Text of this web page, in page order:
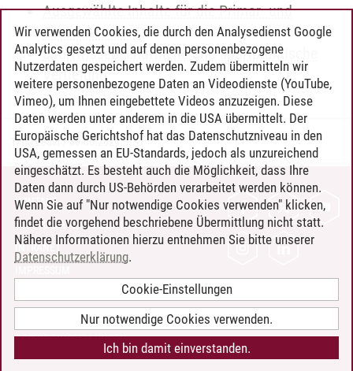
Ausgewählte Inhalte für die Primar- und
Sekundarstufe I
Sportwissenschaftliche und sportpraktische
Vertiefung
Timo Leder/30.06.2024
KONTAKT
LEUPHANA ALS ARBEITGEBER
INTRANET
BARRIEREFREIHEIT
COOKIE-EINSTELLUNGEN
Wir verwenden Cookies, die durch den Analysedienst Google
Analytics gesetzt und auf denen personenbezogene
Nutzerdaten gespeichert werden. Zudem übermitteln wir
weitere personenbezogene Daten an Videodienste (YouTube,
Vimeo), um Ihnen eingebettete Videos anzuzeigen. Diese
Daten werden unter anderem in die USA übermittelt. Der
Europäische Gerichtshof hat das Datenschutzniveau in den
USA, gemessen an EU-Standards, jedoch als unzureichend
eingeschätzt. Es besteht auch die Möglichkeit, dass Ihre
Daten dann durch US-Behörden verarbeitet werden können.
Wenn Sie auf "Nur notwendige Cookies verwenden" klicken,
findet die vorgehend beschriebene Übermittlung nicht statt.
Nähere Informationen hierzu entnehmen Sie bitte unserer
Datenschutzerklärung.
Cookie-Einstellungen
Nur notwendige Cookies verwenden.
Ich bin damit einverstanden.